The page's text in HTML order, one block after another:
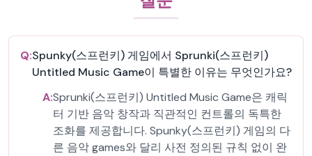
Q:Spunky(스프런키) 게임에서 Sprunki(스프런키)
Untitled Music Game이 특별한 이유는 무엇인가요?
A:Sprunki(스프런키) Untitled Music Game은 캐릭
터 기반 음악 창작과 직관적인 컨트롤의 독특한
조화를 제공합니다. Spunky(스프런키) 게임의 다
른 음악 games와 달리 사전 정의된 규칙 없이 완